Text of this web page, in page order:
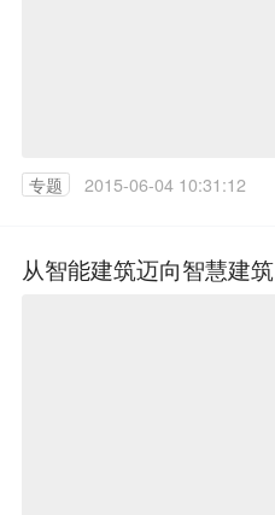
专题 2015-06-04 10:31:12
从智能建筑迈向智慧建筑